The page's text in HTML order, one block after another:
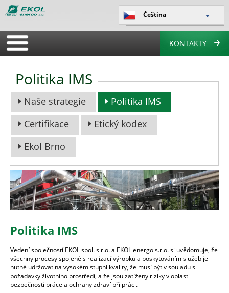
Čeština
KONTAKTY
Politika IMS
Naše strategie
Politika IMS
Certifikace
Etický kodex
Ekol Brno
Politika IMS
Vedení společností EKOL spol. s r.o. a EKOL energo s.r.o. si uvědomuje, že
všechny procesy spojené s realizací výrobků a poskytováním služeb je
nutné udržovat na vysokém stupni kvality, že musí být v souladu s
požadavky životního prostředí, a že jsou zatíženy riziky v oblasti
bezpečnosti práce a ochrany zdraví při práci.